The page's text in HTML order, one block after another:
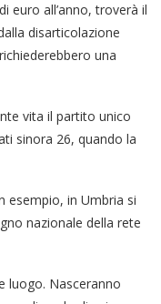
euro all’anno, troverà il
disarticolazione
una
vita il partito unico
sinora 26, quando la
esempio, in Umbria si
nazionale della rete
luogo. Nasceranno